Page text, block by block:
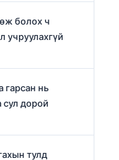
болох ч
учруулахгүй
гарсан нь
сул дорой
тулд